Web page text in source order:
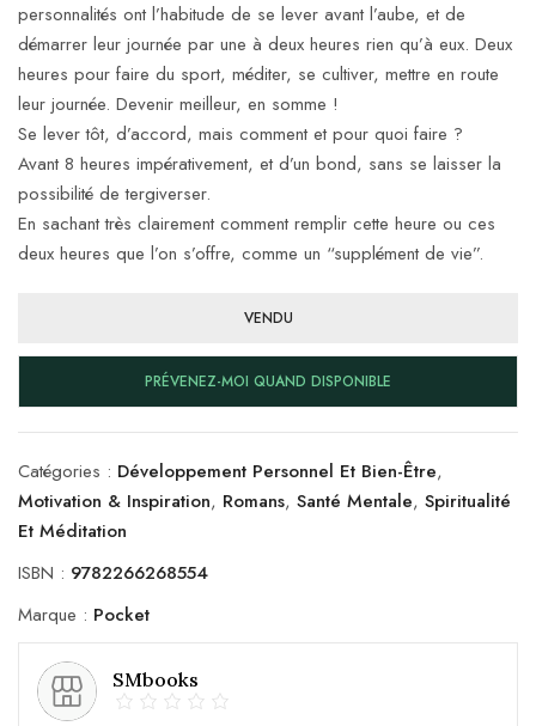
personnalités ont l’habitude de se lever avant l’aube, et de
démarrer leur journée par une à deux heures rien qu’à eux. Deux
heures pour faire du sport, méditer, se cultiver, mettre en route
leur journée. Devenir meilleur, en somme !
Se lever tôt, d’accord, mais comment et pour quoi faire ?
Avant 8 heures impérativement, et d’un bond, sans se laisser la
possibilité de tergiverser.
En sachant très clairement comment remplir cette heure ou ces
deux heures que l’on s’offre, comme un “supplément de vie”.
VENDU
PRÉVENEZ-MOI QUAND DISPONIBLE
Catégories : Développement Personnel Et Bien-Être,
Motivation & Inspiration, Romans, Santé Mentale, Spiritualité
Et Méditation
ISBN : 9782266268554
Marque : Pocket
SMbooks